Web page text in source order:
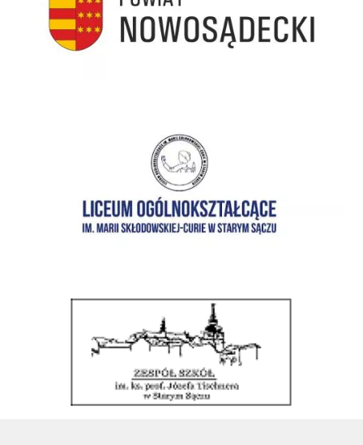
Zespół Szkół im. ks. prof. Józefa Tischnera w Starym Sączu